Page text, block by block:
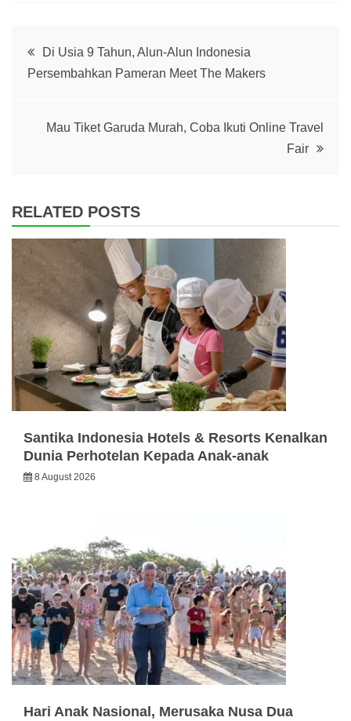
PostDi Usia 9 Tahun, Alun-Alun Indonesia
Persembahkan Pameran Meet The Makers
Mau Tiket Garuda Murah, Coba Ikuti Online Travel
Fair
RELATED POSTS
Santika Indonesia Hotels & Resorts Kenalkan
Dunia Perhotelan Kepada Anak-anak
8 August 2026
Hari Anak Nasional, Merusaka Nusa Dua